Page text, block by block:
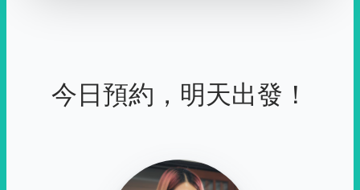
今日預約，明天出發！